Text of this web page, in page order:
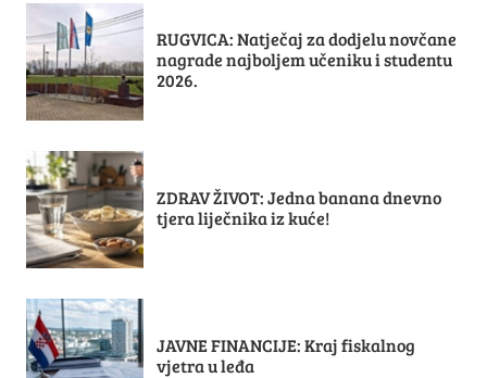
RUGVICA: Natječaj za dodjelu novčane
nagrade najboljem učeniku i studentu
2026.
ZDRAV ŽIVOT: Jedna banana dnevno
tjera liječnika iz kuće!
JAVNE FINANCIJE: Kraj fiskalnog
vjetra u leđa